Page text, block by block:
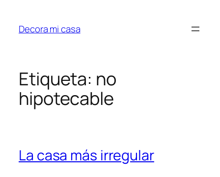
contenido
Decora mi casa
Etiqueta: no
hipotecable
La casa más irregular